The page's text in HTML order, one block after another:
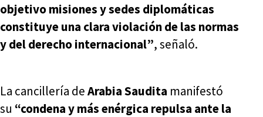
objetivo misiones y sedes diplomáticas
constituye una clara violación de las normas
y del derecho internacional”, señaló.
La cancillería deArabia Saudita manifestó
su “condena y más enérgica repulsa ante la